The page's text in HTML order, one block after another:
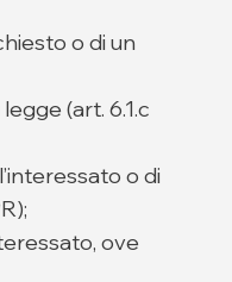
o di un
(art. 6.1.c
o di
ove